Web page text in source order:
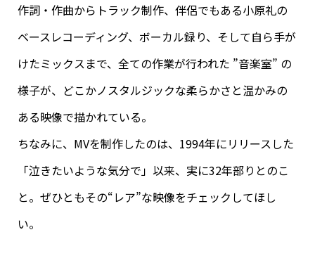
作詞・作曲からトラック制作、伴侶でもある小原礼の
ベースレコーディング、ボーカル録り、そして自ら手が
けたミックスまで、全ての作業が行われた ”音楽室” の
様子が、どこかノスタルジックな柔らかさと温かみの
ある映像で描かれている。
ちなみに、MVを制作したのは、1994年にリリースした
「泣きたいような気分で」以来、実に32年部りとのこ
と。ぜひともその“レア”な映像をチェックしてほし
い。